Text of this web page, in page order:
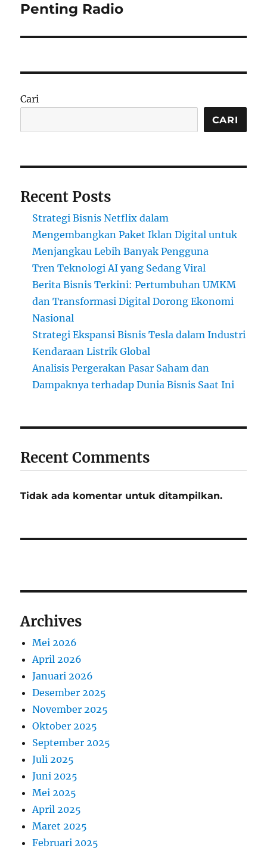
Penting Radio
Cari
CARI
Recent Posts
Strategi Bisnis Netflix dalam
Mengembangkan Paket Iklan Digital untuk
Menjangkau Lebih Banyak Pengguna
Tren Teknologi AI yang Sedang Viral
Berita Bisnis Terkini: Pertumbuhan UMKM
dan Transformasi Digital Dorong Ekonomi
Nasional
Strategi Ekspansi Bisnis Tesla dalam Industri
Kendaraan Listrik Global
Analisis Pergerakan Pasar Saham dan
Dampaknya terhadap Dunia Bisnis Saat Ini
Recent Comments
Tidak ada komentar untuk ditampilkan.
Archives
Mei 2026
April 2026
Januari 2026
Desember 2025
November 2025
Oktober 2025
September 2025
Juli 2025
Juni 2025
Mei 2025
April 2025
Maret 2025
Februari 2025